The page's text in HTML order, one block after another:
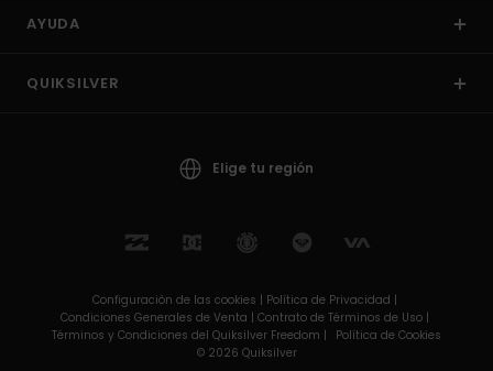
AYUDA
QUIKSILVER
Elige tu región
Configuración de las cookies | Política de Privacidad |
Condiciones Generales de Venta | Contrato de Términos de Uso |
Términos y Condiciones del Quiksilver Freedom |
Política de Cookies
© 2026 Quiksilver